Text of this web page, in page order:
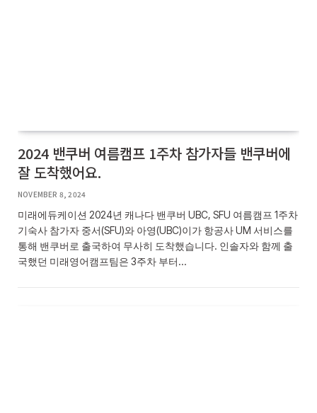
2024 밴쿠버 여름캠프 1주차 참가자들 밴쿠버에
잘 도착했어요.
NOVEMBER 8, 2024
미래에듀케이션 2024년 캐나다 밴쿠버 UBC, SFU 여름캠프 1주차
기숙사 참가자 중서(SFU)와 아영(UBC)이가 항공사 UM 서비스를
통해 밴쿠버로 출국하여 무사히 도착했습니다. 인솔자와 함께 출
국했던 미래영어캠프팀은 3주차 부터…